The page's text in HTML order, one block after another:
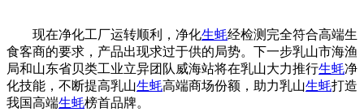
现在净化工厂运转顺利，净化生蚝经检测完全符合高端生
食客商的要求，产品出现求过于供的局势。下一步乳山市海渔
局和山东省贝类工业立异团队威海站将在乳山大力推行生蚝净
化技能，不断提高乳山生蚝高端商场份额，助力乳山生蚝打造
我国高端生蚝榜首品牌。